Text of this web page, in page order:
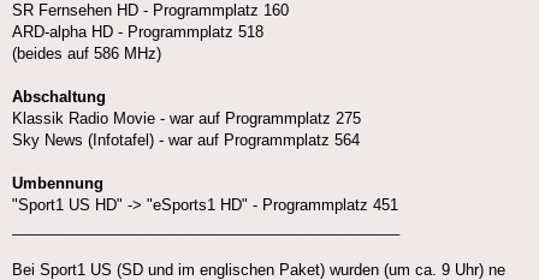
SR Fernsehen HD - Programmplatz 160
ARD-alpha HD - Programmplatz 518
(beides auf 586 MHz)
Abschaltung
Klassik Radio Movie - war auf Programmplatz 275
Sky News (Infotafel) - war auf Programmplatz 564
Umbennung
"Sport1 US HD" -> "eSports1 HD" - Programmplatz 451
Bei Sport1 US (SD und im englischen Paket) wurden (um ca. 9 Uhr) ne